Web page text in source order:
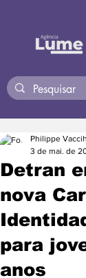
Detran
nova
para
anos
Philippe
3 de mai. de